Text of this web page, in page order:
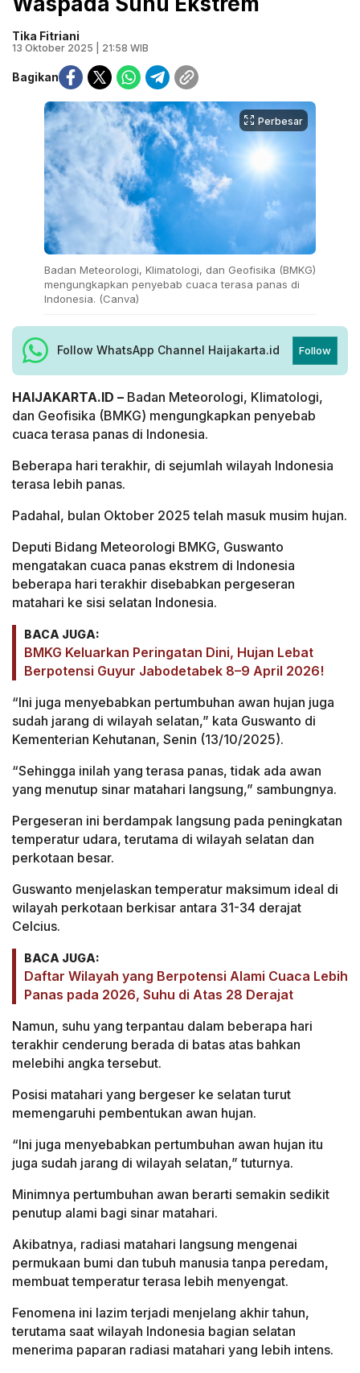
Tika Fitriani
13 Oktober 2025 | 21:58 WIB
Bagikan
Perbesar
Badan Meteorologi, Klimatologi, dan Geofisika (BMKG)
mengungkapkan penyebab cuaca terasa panas di
Indonesia. (Canva)
Follow WhatsApp Channel Haijakarta.id Follow
HAIJAKARTA.ID – Badan Meteorologi, Klimatologi,
dan Geofisika (BMKG) mengungkapkan penyebab
cuaca terasa panas di Indonesia.
Beberapa hari terakhir, di sejumlah wilayah Indonesia
terasa lebih panas.
Padahal, bulan Oktober 2025 telah masuk musim hujan.
Deputi Bidang Meteorologi BMKG, Guswanto
mengatakan cuaca panas ekstrem di Indonesia
beberapa hari terakhir disebabkan pergeseran
matahari ke sisi selatan Indonesia.
BACA JUGA:
BMKG Keluarkan Peringatan Dini, Hujan Lebat
Berpotensi Guyur Jabodetabek 8–9 April 2026!
“Ini juga menyebabkan pertumbuhan awan hujan juga
sudah jarang di wilayah selatan,” kata Guswanto di
Kementerian Kehutanan, Senin (13/10/2025).
“Sehingga inilah yang terasa panas, tidak ada awan
yang menutup sinar matahari langsung,” sambungnya.
Pergeseran ini berdampak langsung pada peningkatan
temperatur udara, terutama di wilayah selatan dan
perkotaan besar.
Guswanto menjelaskan temperatur maksimum ideal di
wilayah perkotaan berkisar antara 31-34 derajat
Celcius.
BACA JUGA:
Daftar Wilayah yang Berpotensi Alami Cuaca Lebih
Panas pada 2026, Suhu di Atas 28 Derajat
Namun, suhu yang terpantau dalam beberapa hari
terakhir cenderung berada di batas atas bahkan
melebihi angka tersebut.
Posisi matahari yang bergeser ke selatan turut
memengaruhi pembentukan awan hujan.
“Ini juga menyebabkan pertumbuhan awan hujan itu
juga sudah jarang di wilayah selatan,” tuturnya.
Minimnya pertumbuhan awan berarti semakin sedikit
penutup alami bagi sinar matahari.
Akibatnya, radiasi matahari langsung mengenai
permukaan bumi dan tubuh manusia tanpa peredam,
membuat temperatur terasa lebih menyengat.
Fenomena ini lazim terjadi menjelang akhir tahun,
terutama saat wilayah Indonesia bagian selatan
menerima paparan radiasi matahari yang lebih intens.